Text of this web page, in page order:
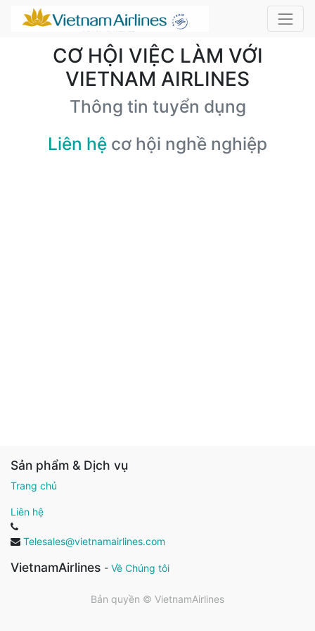
CƠ HỘI VIỆC LÀM VỚI
VIETNAM AIRLINES
Thông tin tuyển dụng
Liên hệ cơ hội nghề nghiệp
Sản phẩm & Dịch vụ
Trang chủ
Liên hệ
Telesales@vietnamairlines.com
VietnamAirlines - Về Chúng tôi
Bản quyền © VietnamAirlines